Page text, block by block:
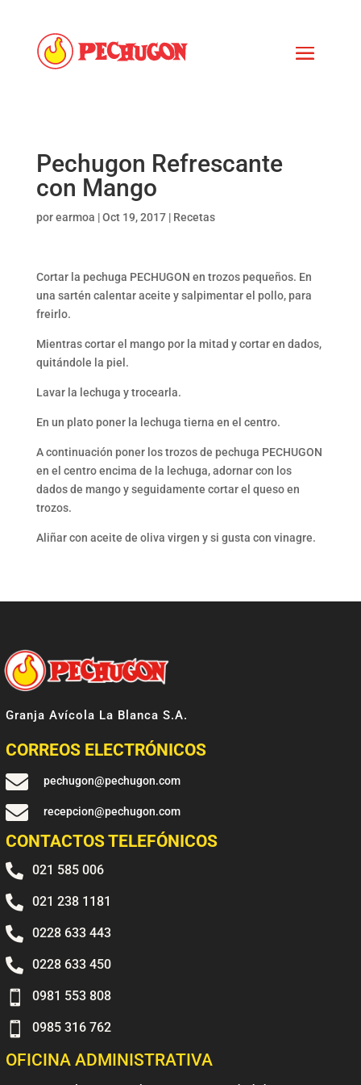
Pechugon Refrescante
con Mango
porearmoa |Oct 19, 2017| Recetas
Cortar la pechuga PECHUGON en trozos pequeños. En
una sartén calentar aceite y salpimentar el pollo, para
freirlo.
Mientras cortar el mango por la mitad y cortar en dados,
quitándole la piel.
Lavar la lechuga y trocearla.
En un plato poner la lechuga tierna en el centro.
A continuación poner los trozos de pechuga PECHUGON
en el centro encima de la lechuga, adornar con los
dados de mango y seguidamente cortar el queso en
trozos.
Aliñar con aceite de oliva virgen y si gusta con vinagre.
Granja Avícola La Blanca S.A.
CORREOS ELECTRÓNICOS
 pechugon@pechugon.com
 recepcion@pechugon.com
CONTACTOS TELEFÓNICOS
 021 585 006
 021 238 1181
 0228 633 443
 0228 633 450
 0981 553 808
 0985 316 762
OFICINA ADMINISTRATIVA